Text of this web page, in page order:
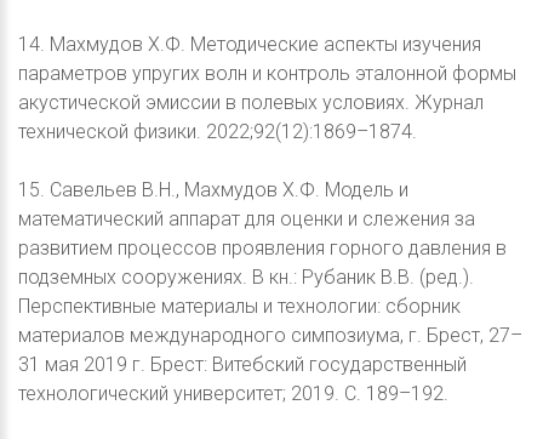
14. Махмудов Х.Ф. Методические аспекты изучения
параметров упругих волн и контроль эталонной формы
акустической эмиссии в полевых условиях. Журнал
технической физики. 2022;92(12):1869–1874.
15. Савельев В.Н., Махмудов Х.Ф. Модель и
математический аппарат для оценки и слежения за
развитием процессов проявления горного давления в
подземных сооружениях. В кн.: Рубаник В.В. (ред.).
Перспективные материалы и технологии: сборник
материалов международного симпозиума, г. Брест, 27–
31 мая 2019 г. Брест: Витебский государственный
технологический университет; 2019. С. 189–192.